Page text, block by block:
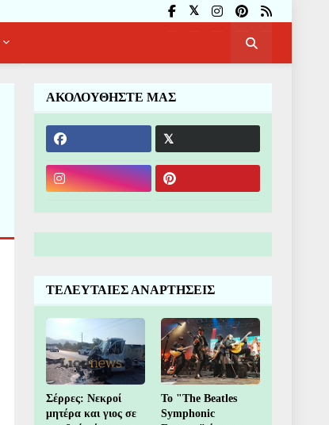
ΑΚΟΛΟΥΘΗΣΤΕ ΜΑΣ
ΤΕΛΕΥΤΑΙΕΣ ΑΝΑΡΤΗΣΕΙΣ
Σέρρες: Νεκροί
μητέρα και γιος σε
Το "The Beatles
Symphonic